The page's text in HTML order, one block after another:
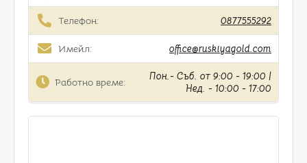
Телефон: 0877555292
Имейл: office@ruskiyagold.com
Работно време:
Пон.- Съб. от 9:00 - 19:00 |
Нед. - 10:00 - 17:00